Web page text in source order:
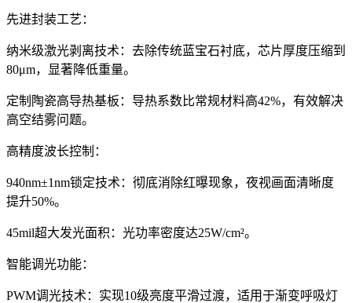
先进封装工艺：
纳米级激光剥离技术：去除传统蓝宝石衬底，芯片厚度压缩到
80μm，显著降低重量。
定制陶瓷高导热基板：导热系数比常规材料高42%，有效解决
高空结雾问题。
高精度波长控制：
940nm±1nm锁定技术：彻底消除红曝现象，夜视画面清晰度
提升50%。
45mil超大发光面积：光功率密度达25W/cm²。
智能调光功能：
PWM调光技术：实现10级亮度平滑过渡，适用于渐变呼吸灯